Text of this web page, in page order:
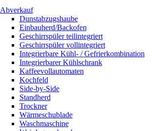
Abverkauf
Dunstabzugshaube
Einbauherd/Backofen
Geschirrspüler teilintegriert
Geschirrspüler vollintegriert
Integrierbare Kühl- / Gefrierkombination
Integrierbarer Kühlschrank
Kaffeevollautomaten
Kochfeld
Side-by-Side
Standherd
Trockner
Wärmeschublade
Waschmaschine